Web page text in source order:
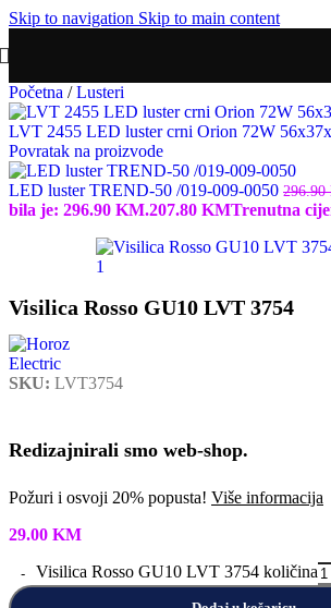
Skip to navigation Skip to main content
Početna / Lusteri
LVT 2455 LED luster crni Orion 72W
Povratak na proizvode
LED luster TREND-50 /019-009-0050 296.90
bila je: 296.90 KM.207.80 KMTrenutna
Visilica Rosso GU10 LVT 3754
SKU: LVT3754
Redizajnirali smo web-shop.
Požuri i osvoji 20% popusta! Više informacija
29.00 KM
Visilica Rosso GU10 LVT 3754 količina